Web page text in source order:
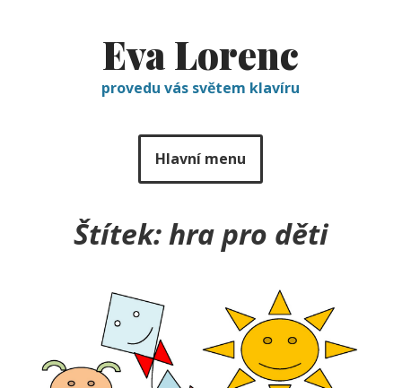
Eva Lorenc
provedu vás světem klavíru
Hlavní menu
Štítek:hra pro děti